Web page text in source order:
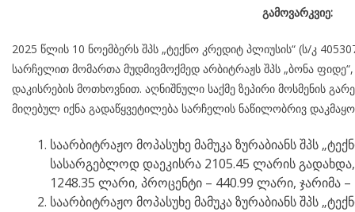
გამოვარკვიე:
2025 წლის 10 ნოემბერს შპს „ტექნო კრედიტ პლიუსის“ (ს/კ
სარჩელით მომართა მუდმივმოქმედ არბიტრაჟს შპს „ბონა ფიდე“,
დაკისრების მოთხოვნით. აღნიშნული საქმე ზეპირი მოსმენის
მიღებულ იქნა გადაწყვეტილება სარჩელის ნაწილობრივ
საარბიტრაჟო მოპასუხე მამუკა ზურაბიანს შპს
სასარგებლოდ დაეკისრა 2105.45 ლარის გადახდა,
1248.35 ლარი, პროცენტი – 440.99 ლარი, ჯარიმა
საარბიტრაჟო მოპასუხე მამუკა ზურაბიანს შპს